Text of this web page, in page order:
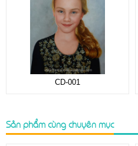
CD-001
Sản phẩm cùng chuyên mục